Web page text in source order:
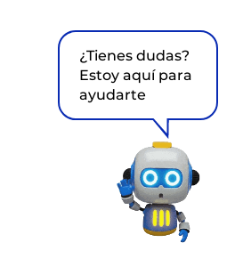
¿Tienes dudas?
Estoy aquí para
ayudarte